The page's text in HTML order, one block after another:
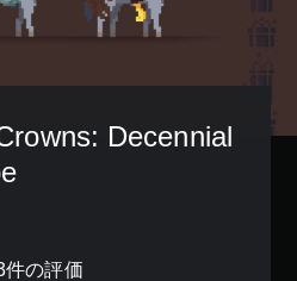
Decennial
件の評価